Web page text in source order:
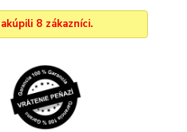
8 zákazníci.